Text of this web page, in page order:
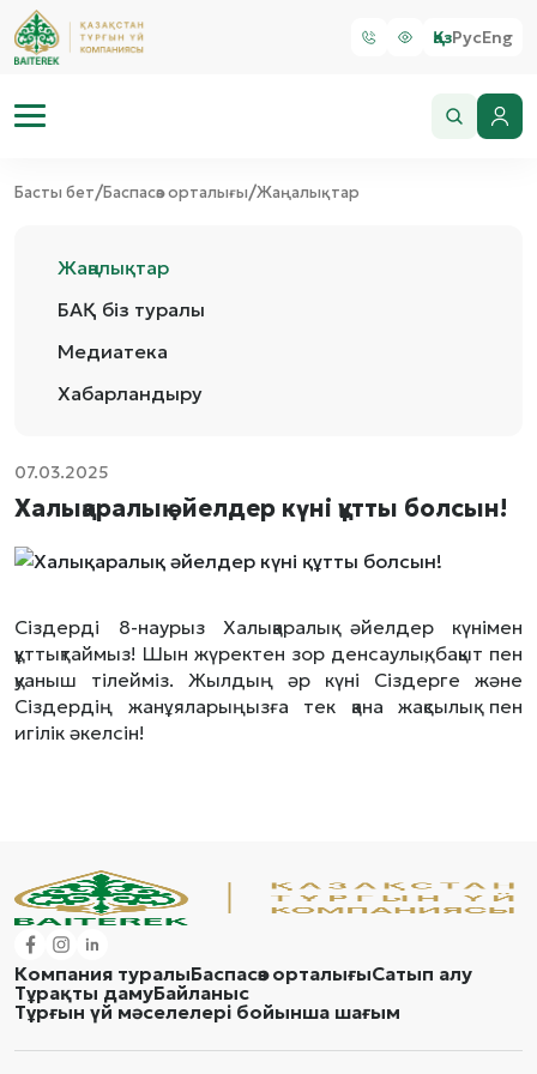
ҚазРусEng
Басты бет/Баспасөз орталығы/Жаңалықтар
Жаңалықтар
БАҚ біз туралы
Медиатека
Хабарландыру
07.03.2025
Халықаралық әйелдер күні құтты болсын!
Сіздерді 8-наурыз Халықаралық әйелдер күнімен
құттықтаймыз! Шын жүректен зор денсаулық, бақыт пен
қуаныш тілейміз. Жылдың әр күні Сіздерге және
Сіздердің жанұяларыңызға тек қана жақсылық пен
игілік әкелсін!
Компания туралыБаспасөз орталығыСатып алу
Тұрақты дамуБайланыс
Тұрғын үй мәселелері бойынша шағым